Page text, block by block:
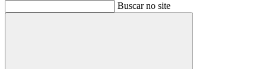
Buscar no site